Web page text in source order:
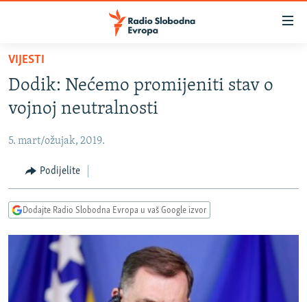
Pređite
glavni
sadržaj
Pređite
na
navigaciju
Pređite
na
VIJESTI
BOSNA I HERCEGOVINA
SRBIJA
KOSOVO
CRNA GORA
VIDEO
FOTOGALERIJE
INFOGRAFIKE
PODCASTI
RAT U UKRAJINI
KINA NA BALKANU
RSE PRIČE IZ SVIJETA
VIJESTI
Dodik: Nećemo promijeniti stav o
vojnoj neutralnosti
5. mart/ožujak, 2019.
Podijelite
Dodajte Radio Slobodna Evropa u vaš Google izvor